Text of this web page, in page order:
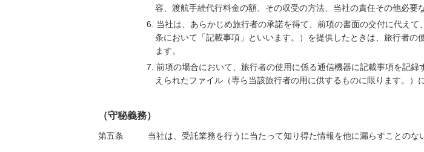
容、渡航手続代行料金の額、その収受の方法、当社の責任その他必要
6. 当社は、あらかじめ旅行者の承諾を得て、前項の書面の交付に代え
条において「記載事項」といいます。）を提供したときは、旅行者
ます。
7. 前項の場合において、旅行者の使用に係る通信機器に記載事項を記
えられたファイル（専ら当該旅行者の用に供するものに限ります。
（守秘義務）
第五条 当社は、受託業務を行うに当たって知り得た情報を他に漏らすことのな